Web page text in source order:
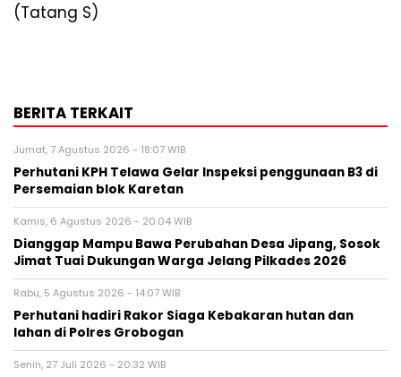
(Tatang S)
BERITA TERKAIT
Jumat, 7 Agustus 2026 - 18:07 WIB
Perhutani KPH Telawa Gelar Inspeksi penggunaan B3 di
Persemaian blok Karetan
Kamis, 6 Agustus 2026 - 20:04 WIB
Dianggap Mampu Bawa Perubahan Desa Jipang, Sosok
Jimat Tuai Dukungan Warga Jelang Pilkades 2026
Rabu, 5 Agustus 2026 - 14:07 WIB
Perhutani hadiri Rakor Siaga Kebakaran hutan dan
lahan di Polres Grobogan
Senin, 27 Juli 2026 - 20:32 WIB